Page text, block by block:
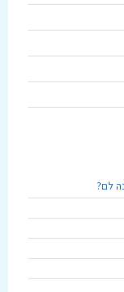
לם?